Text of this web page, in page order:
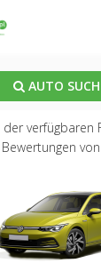
AUTO
der verfügbaren
Bewertungen